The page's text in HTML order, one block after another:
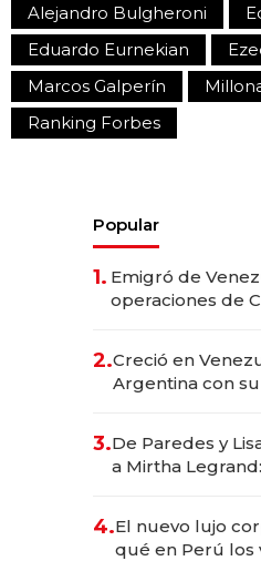
Alejandro Bulgheroni
Eduardo Eurnekian
Marcos Galperín
Ranking Forbes
Popular
1. Emigró de
operaciones de
2.Creció en
Argentina con
las marcas "fast
3.De Paredes y
a Mirtha
4.El nuevo lujo
qué en Perú los